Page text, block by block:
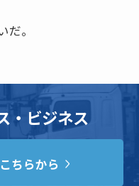
。
・ビジネス
ちらから